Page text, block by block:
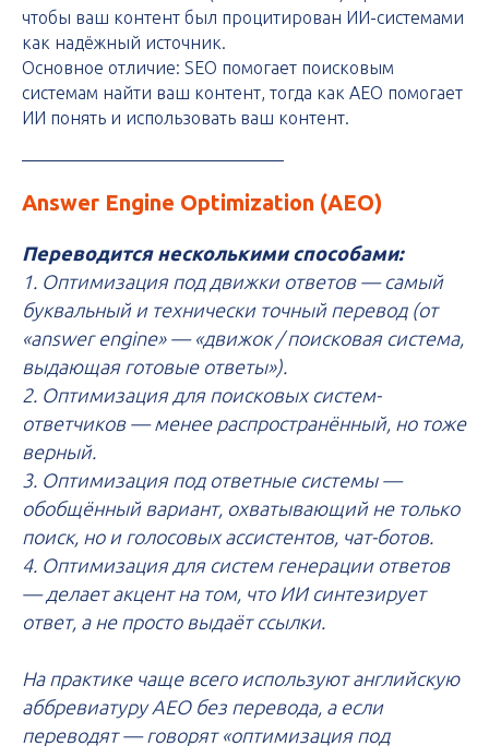
чтобы ваш контент был процитирован ИИ-системами
как надёжный источник.
Основное отличие: SEO помогает поисковым
системам найти ваш контент, тогда как AEO помогает
ИИ понять и использовать ваш контент.
Answer Engine Optimization (AEO)
Переводится несколькими способами:
1. Оптимизация под движки ответов — самый
буквальный и технически точный перевод (от
«answer engine» — «движок / поисковая система,
выдающая готовые ответы»).
2. Оптимизация для поисковых систем-
ответчиков — менее распространённый, но тоже
верный.
3. Оптимизация под ответные системы —
обобщённый вариант, охватывающий не только
поиск, но и голосовых ассистентов, чат-ботов.
4. Оптимизация для систем генерации ответов
— делает акцент на том, что ИИ синтезирует
ответ, а не просто выдаёт ссылки.
На практике чаще всего используют английскую
аббревиатуру AEO без перевода, а если
переводят — говорят «оптимизация под